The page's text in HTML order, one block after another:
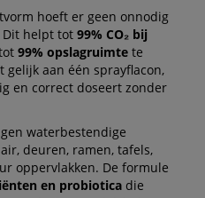
hoeft er geen onnodig
Dit helpt tot 99% CO₂ bij
99% opslagruimtete
gelijk aan één sprayflacon,
en correct doseert zonder
waterbestendige
deuren, ramen, tafels,
oppervlakken. De formule
en probioticadie